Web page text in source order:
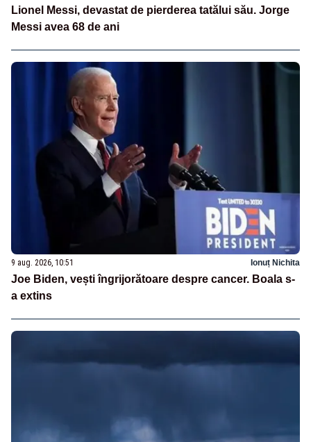
Lionel Messi, devastat de pierderea tatălui său. Jorge
Messi avea 68 de ani
9 aug. 2026, 10:51 Ionuț Nichita
Joe Biden, vești îngrijorătoare despre cancer. Boala s-
a extins